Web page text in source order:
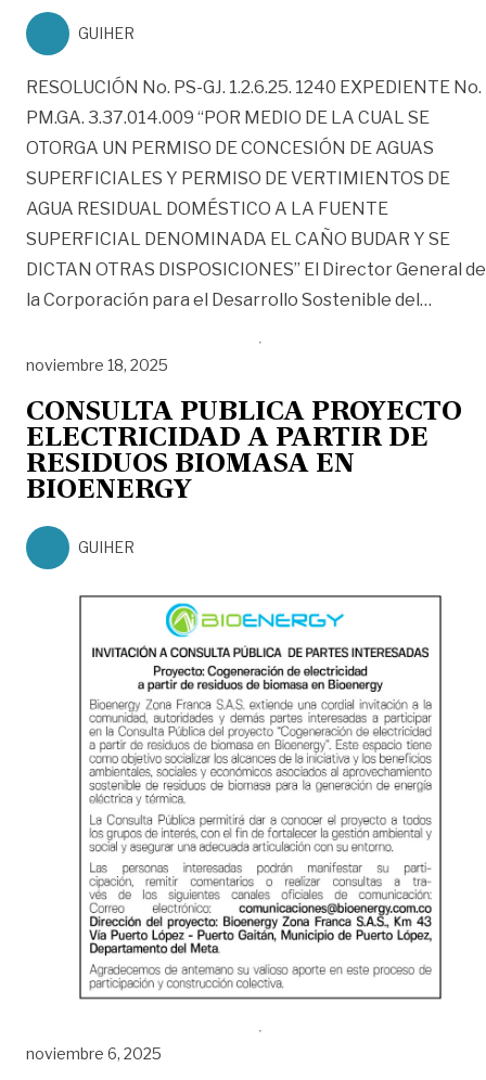
GUIHER
RESOLUCIÓN No. PS-GJ. 1.2.6.25. 1240 EXPEDIENTE No.
PM.GA. 3.37.014.009 “POR MEDIO DE LA CUAL SE
OTORGA UN PERMISO DE CONCESIÓN DE AGUAS
SUPERFICIALES Y PERMISO DE VERTIMIENTOS DE
AGUA RESIDUAL DOMÉSTICO A LA FUENTE
SUPERFICIAL DENOMINADA EL CAÑO BUDAR Y SE
DICTAN OTRAS DISPOSICIONES” El Director General de
la Corporación para el Desarrollo Sostenible del…
noviembre 18, 2025
CONSULTA PUBLICA PROYECTO
ELECTRICIDAD A PARTIR DE
RESIDUOS BIOMASA EN
BIOENERGY
GUIHER
noviembre 6, 2025